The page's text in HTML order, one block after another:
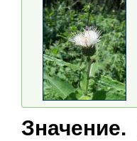
Значение.